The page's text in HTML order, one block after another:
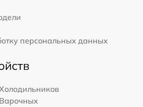
персональных данных
Варочных